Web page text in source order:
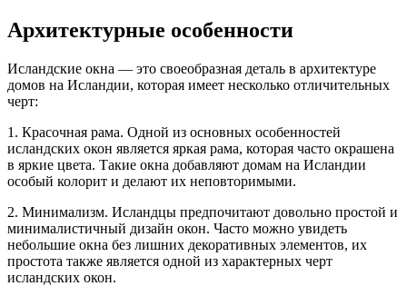
Архитектурные особенности
Исландские окна — это своеобразная деталь в архитектуре
домов на Исландии, которая имеет несколько отличительных
черт:
1. Красочная рама. Одной из основных особенностей
исландских окон является яркая рама, которая часто окрашена
в яркие цвета. Такие окна добавляют домам на Исландии
особый колорит и делают их неповторимыми.
2. Минимализм. Исландцы предпочитают довольно простой и
минималистичный дизайн окон. Часто можно увидеть
небольшие окна без лишних декоративных элементов, их
простота также является одной из характерных черт
исландских окон.